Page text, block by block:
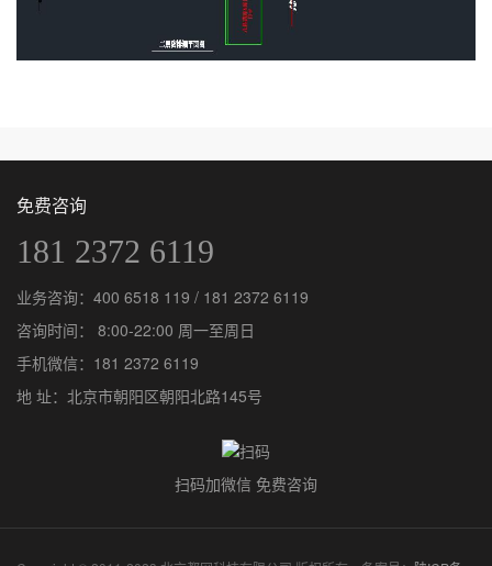
免费咨询
181 2372 6119
业务咨询： 400 6518 119 / 181 2372 6119
咨询时间： 8:00-22:00 周一至周日
手机微信： 181 2372 6119
地 址：北京市朝阳区朝阳北路145号
扫码加微信 免费咨询